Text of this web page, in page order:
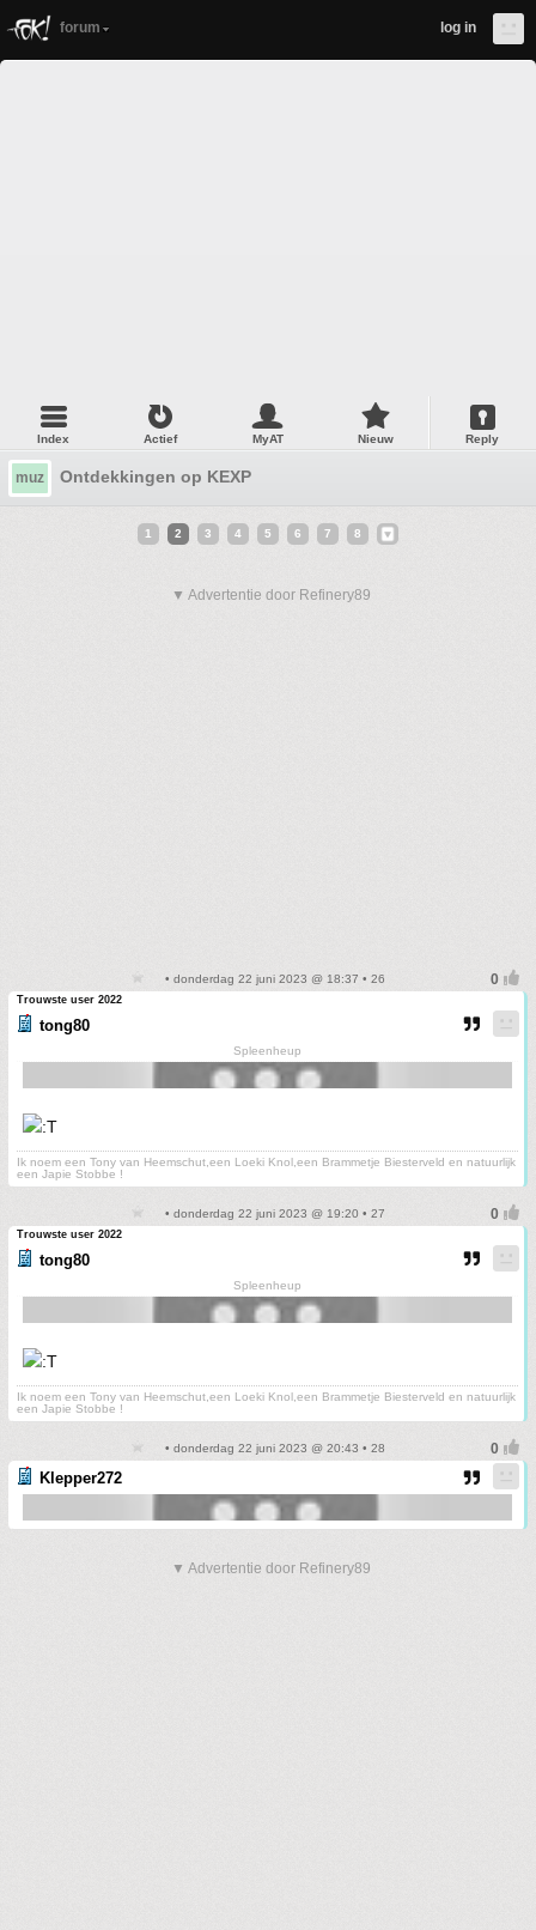
forum log in
Index Actief MyAT Nieuw Reply
muz Ontdekkingen op KEXP
1 2 3 4 5 6 7 8
▼ Advertentie door Refinery89
• donderdag 22 juni 2023 @ 18:37 • 26
Trouwste user 2022
tong80
Spleenheup
Ik noem een Tony van Heemschut,een Loeki Knol,een Brammetje Biesterveld en natuurlijk
een Japie Stobbe !
• donderdag 22 juni 2023 @ 19:20 • 27
Trouwste user 2022
tong80
Spleenheup
Ik noem een Tony van Heemschut,een Loeki Knol,een Brammetje Biesterveld en natuurlijk
een Japie Stobbe !
• donderdag 22 juni 2023 @ 20:43 • 28
Klepper272
▼ Advertentie door Refinery89